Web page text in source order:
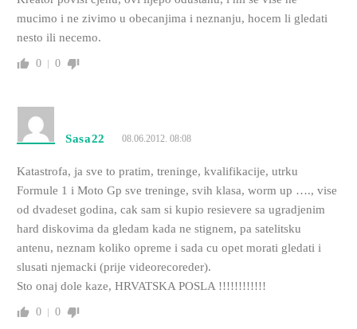
mucimo i ne zivimo u obecanjima i neznanju, hocem li gledati
nesto ili necemo.
0 0
Sasa22 08.06.2012. 08:08
Katastrofa, ja sve to pratim, treninge, kvalifikacije, utrku
Formule 1 i Moto Gp sve treninge, svih klasa, worm up …., vise
od dvadeset godina, cak sam si kupio resievere sa ugradjenim
hard diskovima da gledam kada ne stignem, pa satelitsku
antenu, neznam koliko opreme i sada cu opet morati gledati i
slusati njemacki (prije videorecoreder).
Sto onaj dole kaze, HRVATSKA POSLA !!!!!!!!!!!!
0 0